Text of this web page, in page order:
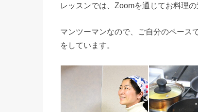
レッスンでは、Zoomを通じてお料理
マンツーマンなので、ご自分のペース
をしています。